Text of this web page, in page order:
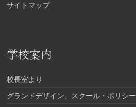
サイトマップ
学校案内
校長室より
グランドデザイン、スクール・ポリシー